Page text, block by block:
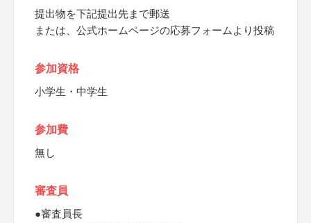
提出物を下記提出先まで郵送
または、公式ホームページの応募フォームより投稿
参加資格
小学生・中学生
参加費
無し
審査員
●審査員長